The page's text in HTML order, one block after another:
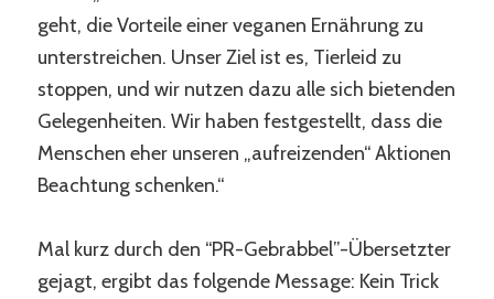
geht, die Vorteile einer veganen Ernährung zu
unterstreichen. Unser Ziel ist es, Tierleid zu
stoppen, und wir nutzen dazu alle sich bietenden
Gelegenheiten. Wir haben festgestellt, dass die
Menschen eher unseren „aufreizenden“ Aktionen
Beachtung schenken.“
Mal kurz durch den “PR-Gebrabbel”-Übersetzter
gejagt, ergibt das folgende Message: Kein Trick